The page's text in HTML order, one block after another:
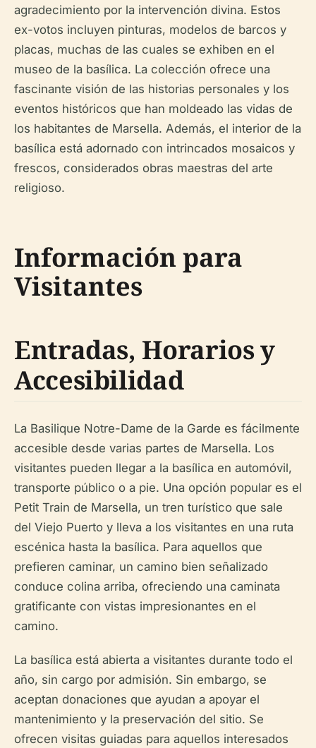
agradecimiento por la intervención divina. Estos
ex-votos incluyen pinturas, modelos de barcos y
placas, muchas de las cuales se exhiben en el
museo de la basílica. La colección ofrece una
fascinante visión de las historias personales y los
eventos históricos que han moldeado las vidas de
los habitantes de Marsella. Además, el interior de la
basílica está adornado con intrincados mosaicos y
frescos, considerados obras maestras del arte
religioso.
Información para
Visitantes
Entradas, Horarios y
Accesibilidad
La Basilique Notre-Dame de la Garde es fácilmente
accesible desde varias partes de Marsella. Los
visitantes pueden llegar a la basílica en automóvil,
transporte público o a pie. Una opción popular es el
Petit Train de Marsella, un tren turístico que sale
del Viejo Puerto y lleva a los visitantes en una ruta
escénica hasta la basílica. Para aquellos que
prefieren caminar, un camino bien señalizado
conduce colina arriba, ofreciendo una caminata
gratificante con vistas impresionantes en el
camino.
La basílica está abierta a visitantes durante todo el
año, sin cargo por admisión. Sin embargo, se
aceptan donaciones que ayudan a apoyar el
mantenimiento y la preservación del sitio. Se
ofrecen visitas guiadas para aquellos interesados